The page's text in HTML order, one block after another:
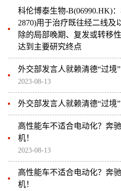
科伦博泰生物-B(06990.HK)
2870)用于治疗既往经二线及
除的局部晚期、复发或转移
达到主要研究终点
外交部发言人就赖清德“过境
2023-08-13
外交部发言人就赖清德“过境
高性能车不适合电动化？奔
机！
2023-08-13
高性能车不适合电动化？奔
机！